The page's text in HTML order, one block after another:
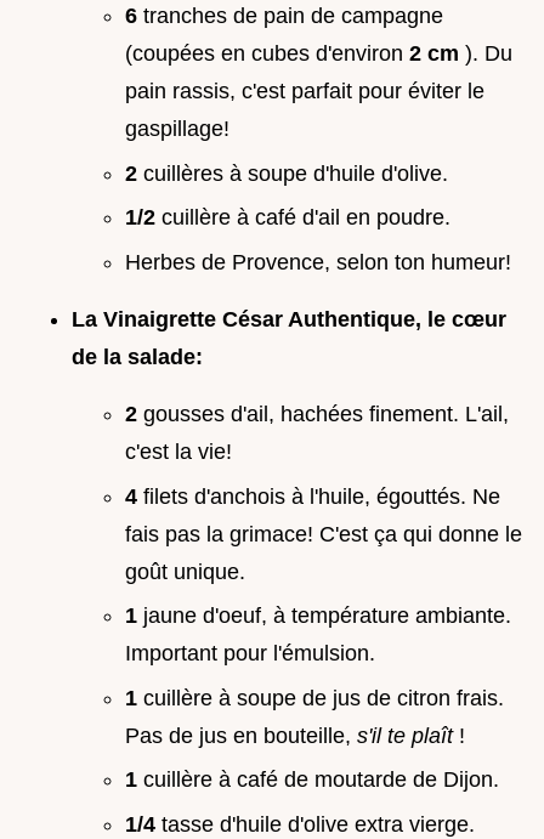
6 tranches de pain de campagne
(coupées en cubes d'environ 2 cm ). Du
pain rassis, c'est parfait pour éviter le
gaspillage!
2 cuillères à soupe d'huile d'olive.
1/2 cuillère à café d'ail en poudre.
Herbes de Provence, selon ton humeur!
La Vinaigrette César Authentique, le cœur
de la salade:
2 gousses d'ail, hachées finement. L'ail,
c'est la vie!
4 filets d'anchois à l'huile, égouttés. Ne
fais pas la grimace! C'est ça qui donne le
goût unique.
1 jaune d'oeuf, à température ambiante.
Important pour l'émulsion.
1 cuillère à soupe de jus de citron frais.
Pas de jus en bouteille, s'il te plaît !
1 cuillère à café de moutarde de Dijon.
1/4 tasse d'huile d'olive extra vierge.